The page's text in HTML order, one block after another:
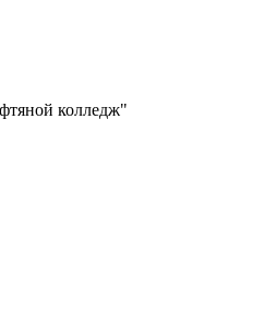
колледж"